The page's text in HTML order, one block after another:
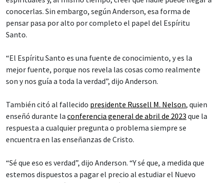
conocerlas. Sin embargo, según Anderson, esa forma de
pensar pasa por alto por completo el papel del Espíritu
Santo.
“El Espíritu Santo es una fuente de conocimiento, y es la
mejor fuente, porque nos revela las cosas como realmente
son y nos guía a toda la verdad”, dijo Anderson.
También citó al fallecido presidente Russell M. Nelson, quien
enseñó durante la conferencia general de abril de 2023 que la
respuesta a cualquier pregunta o problema siempre se
encuentra en las enseñanzas de Cristo.
“Sé que eso es verdad”, dijo Anderson. “Y sé que, a medida que
estemos dispuestos a pagar el precio al estudiar el Nuevo